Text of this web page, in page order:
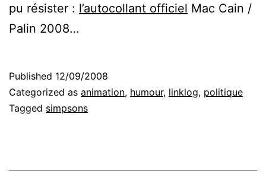
pu résister : l’autocollant officiel Mac Cain /
Palin 2008…
Published 12/09/2008
Categorized as animation, humour, linklog, politique
Tagged simpsons